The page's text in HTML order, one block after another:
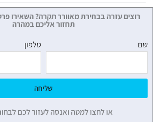
רוצים עזרה בבחירת מאוורר תקרה? השאירו
תחזור אליכם במהרה
שם טלפון
שליחה
או לחצו למטה ואנסה לעזור לכם